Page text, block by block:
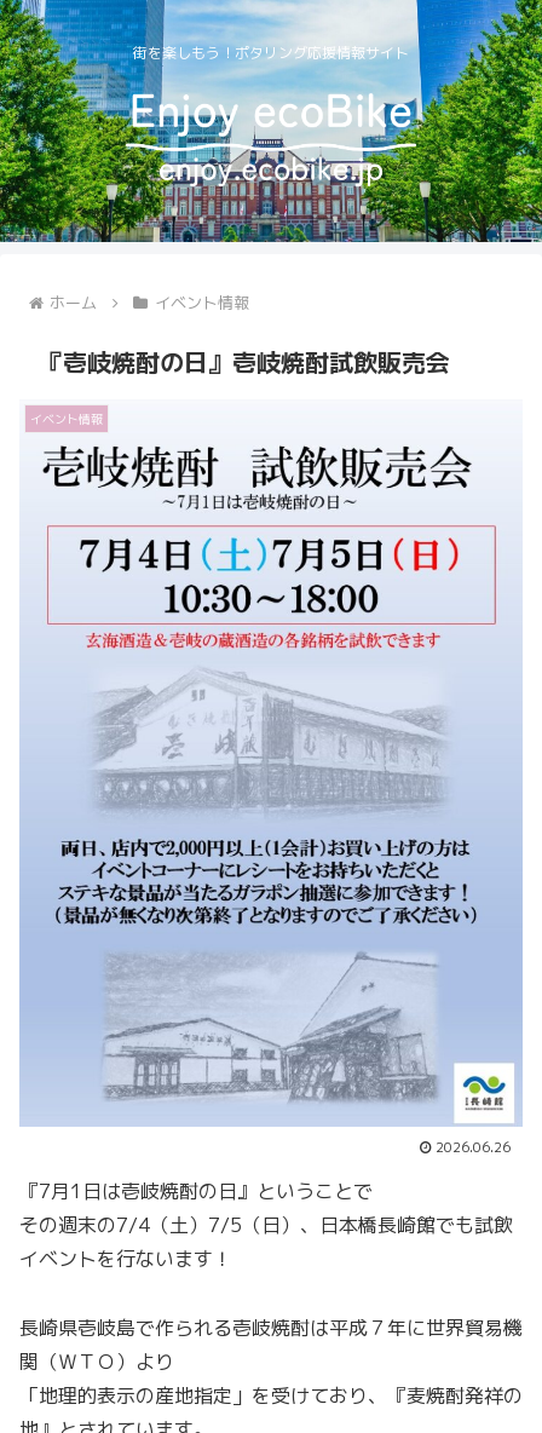
街を楽しもう！ポタリング応援情報サイト
ホーム イベント情報
『壱岐焼酎の日』壱岐焼酎試飲販売会
イベント情報
2026.06.26
『7月1日は壱岐焼酎の日』ということで
その週末の7/4（土）7/5（日）、日本橋長崎館でも試飲
イベントを行ないます！
長崎県壱岐島で作られる壱岐焼酎は平成７年に世界貿易機
関（ＷＴＯ）より
「地理的表示の産地指定」を受けており、『麦焼酎発祥の